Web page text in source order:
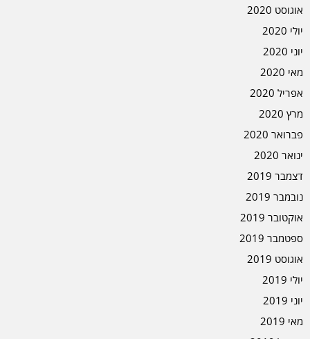
אוגוסט 2020
יולי 2020
יוני 2020
מאי 2020
אפריל 2020
מרץ 2020
פברואר 2020
ינואר 2020
דצמבר 2019
נובמבר 2019
אוקטובר 2019
ספטמבר 2019
אוגוסט 2019
יולי 2019
יוני 2019
מאי 2019